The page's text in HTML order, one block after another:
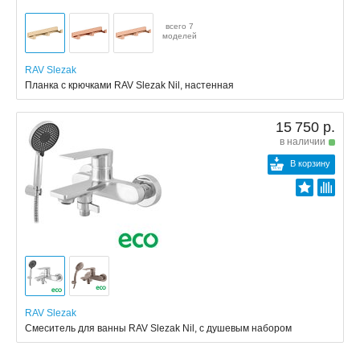
всего 7
моделей
RAV Slezak
Планка с крючками RAV Slezak Nil, настенная
15 750 р.
в наличии
В корзину
RAV Slezak
Смеситель для ванны RAV Slezak Nil, с душевым набором